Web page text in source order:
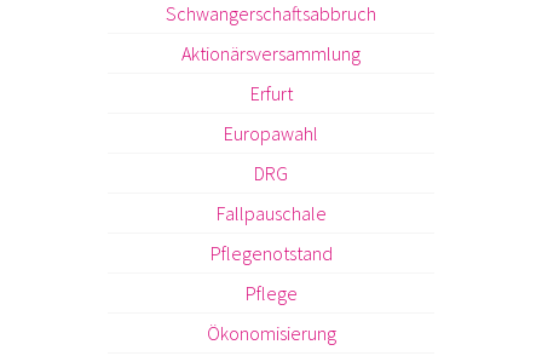
Schwangerschaftsabbruch
Aktionärsversammlung
Erfurt
Europawahl
DRG
Fallpauschale
Pflegenotstand
Pflege
Ökonomisierung